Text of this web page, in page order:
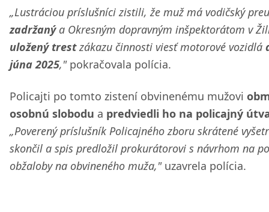
„Lustráciou príslušníci zistili, že muž má vodičský
zadržanýa Okresným dopravným inšpektorátom v
uložený trestzákazu činnosti viesť motorové vozidlá
júna 2025,"pokračovala polícia.
Policajti po tomto zistení obvinenému mužovi
osobnú slobodu a predviedli ho na policajný
„Poverený príslušník Policajného zboru skrátené
skončil a spis predložil prokurátorovi s návrhom na
obžaloby na obvineného muža,"uzavrela polícia.